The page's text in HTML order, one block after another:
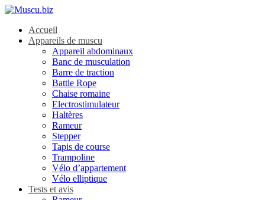
Accueil
Appareils de muscu
Appareil abdominaux
Banc de musculation
Barre de traction
Battle Rope
Chaise romaine
Electrostimulateur
Haltères
Rameur
Stepper
Tapis de course
Trampoline
Vélo d’appartement
Vélo elliptique
Tests et avis